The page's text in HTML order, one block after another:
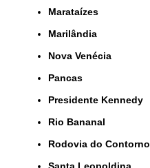
Marataízes
Marilândia
Nova Venécia
Pancas
Presidente Kennedy
Rio Bananal
Rodovia do Contorno